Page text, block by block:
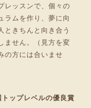
レッスンで、個々の
ラムを作り、夢に向
ときちんと向き合う
ません。（見方を変
の方には合いませ
ップレベルの優良賞